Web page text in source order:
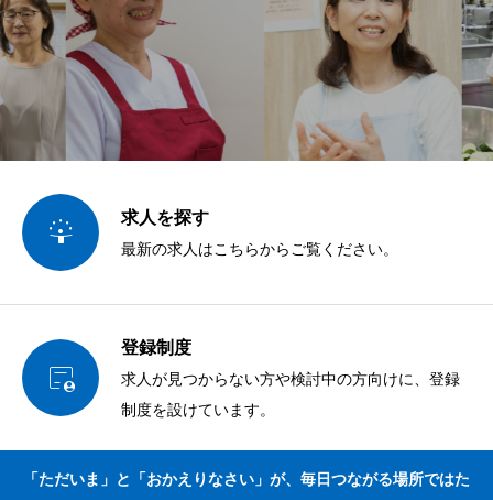
 求人を探す
最新の求人はこちらからご覧ください。

登録制度
求人が見つからない方や検討中の方向けに、登録
制度を設けています。
「ただいま」と「おかえりなさい」が、毎日つながる場所ではた